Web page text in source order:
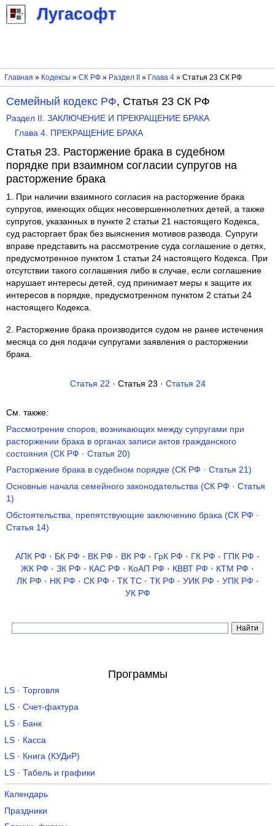
Лугасофт
Главная » Кодексы » СК РФ» Раздел II » Глава 4» Статья 23 СК РФ
Семейный кодекс РФ, Статья 23 СК РФ
Раздел II. ЗАКЛЮЧЕНИЕ И ПРЕКРАЩЕНИЕ БРАКА
Глава 4. ПРЕКРАЩЕНИЕ БРАКА
Статья 23. Расторжение брака в судебном
порядке при взаимном согласии супругов на
расторжение брака
1. При наличии взаимного согласия на расторжение брака
супругов, имеющих общих несовершеннолетних детей, а также
супругов, указанных в пункте 2 статьи 21 настоящего Кодекса,
суд расторгает брак без выяснения мотивов развода. Супруги
вправе представить на рассмотрение суда соглашение о детях,
предусмотренное пунктом 1 статьи 24 настоящего Кодекса. При
отсутствии такого соглашения либо в случае, если соглашение
нарушает интересы детей, суд принимает меры к защите их
интересов в порядке, предусмотренном пунктом 2 статьи 24
настоящего Кодекса.
2. Расторжение брака производится судом не ранее истечения
месяца со дня подачи супругами заявления о расторжении
брака.
Статья 22 · Статья 23 · Статья 24
См. также:
Рассмотрение споров, возникающих между супругами при
расторжении брака в органах записи актов гражданского
состояния (СК РФ · Статья 20)
Расторжение брака в судебном порядке (СК РФ · Статья 21)
Основные начала семейного законодательства (СК РФ · Статья
1)
Обстоятельства, препятствующие заключению брака (СК РФ ·
Статья 14)
АПК РФ · БК РФ · ВК РФ · ВК РФ · ГрК РФ · ГК РФ · ГПК РФ ·
ЖК РФ · ЗК РФ · КАС РФ · КоАП РФ · КВВТ РФ · КТМ РФ ·
ЛК РФ · НК РФ · СК РФ · ТК TC· ТК РФ · УИК РФ · УПК РФ ·
УК РФ
Программы
LS · Торговля
LS · Счет-фактура
LS · Банк
LS · Касса
LS · Книга (КУДиР)
LS · Табель и графики
Календарь
Праздники